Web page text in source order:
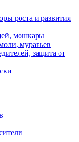
роста и развития
мошкары
муравьев
защита от